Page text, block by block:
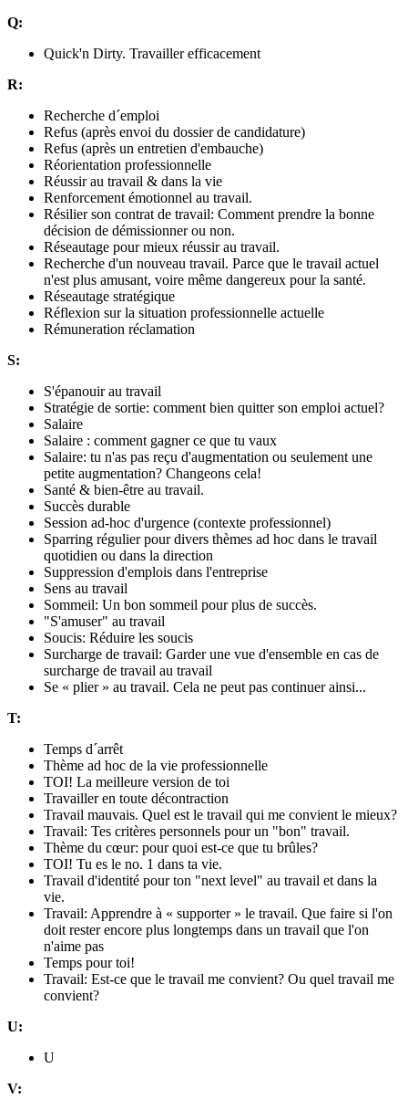
Q:
Quick'n Dirty. Travailler efficacement
R:
Recherche d´emploi
Refus (après envoi du dossier de candidature)
Refus (après un entretien d'embauche)
Réorientation professionnelle
Réussir au travail & dans la vie
Renforcement émotionnel au travail.
Résilier son contrat de travail: Comment prendre la bonne
décision de démissionner ou non.
Réseautage pour mieux réussir au travail.
Recherche d'un nouveau travail. Parce que le travail actuel
n'est plus amusant, voire même dangereux pour la santé.
Réseautage stratégique
Réflexion sur la situation professionnelle actuelle
Rémuneration réclamation
S:
S'épanouir au travail
Stratégie de sortie: comment bien quitter son emploi actuel?
Salaire
Salaire : comment gagner ce que tu vaux
Salaire: tu n'as pas reçu d'augmentation ou seulement une
petite augmentation? Changeons cela!
Santé & bien-être au travail.
Succès durable
Session ad-hoc d'urgence (contexte professionnel)
Sparring régulier pour divers thèmes ad hoc dans le travail
quotidien ou dans la direction
Suppression d'emplois dans l'entreprise
Sens au travail
Sommeil: Un bon sommeil pour plus de succès.
"S'amuser" au travail
Soucis: Réduire les soucis
Surcharge de travail: Garder une vue d'ensemble en cas de
surcharge de travail au travail
Se « plier » au travail. Cela ne peut pas continuer ainsi...
T:
Temps d´arrêt
Thème ad hoc de la vie professionnelle
TOI! La meilleure version de toi
Travailler en toute décontraction
Travail mauvais. Quel est le travail qui me convient le mieux?
Travail: Tes critères personnels pour un "bon" travail.
Thème du cœur: pour quoi est-ce que tu brûles?
TOI! Tu es le no. 1 dans ta vie.
Travail d'identité pour ton "next level" au travail et dans la
vie.
Travail: Apprendre à « supporter » le travail. Que faire si l'on
doit rester encore plus longtemps dans un travail que l'on
n'aime pas
Temps pour toi!
Travail: Est-ce que le travail me convient? Ou quel travail me
convient?
U:
U
V: